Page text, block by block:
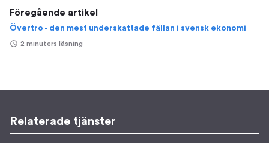
Föregående artikel
Övertro - den mest underskattade fällan i svensk ekonomi
2 minuters läsning
Relaterade tjänster